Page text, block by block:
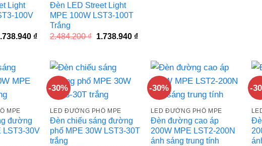
Light
100V
₫Giá
1.738.940 ₫.
Đèn LED Street Light
MPE 100W LST3-100T
Trắng
2.484.200₫
Giá
1.738.940 ₫Giá
1.738.940 ₫.
MPE
đường
LST3-30V
-30%
LED ĐƯỜNG PHỐ MPE
Đèn chiếu sáng đường
phố MPE 30W LST3-30T
trắng
-30%
LED ĐƯỜNG PHỐ MPE
Đèn đường cao áp
200W MPE LST2-200N
ánh sáng trung tính
-